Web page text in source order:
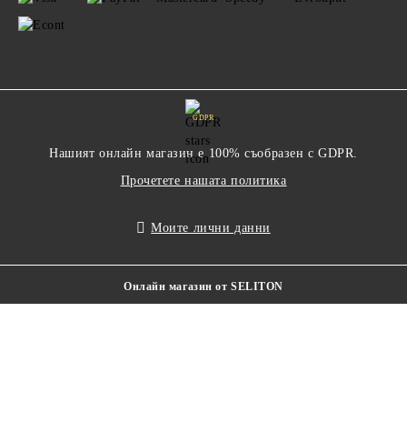
GDPR
Нашият онлайн магазин е 100% съобразен с GDPR.
Прочетете нашата политика
Моите лични данни
Онлайн магазин от SELITON